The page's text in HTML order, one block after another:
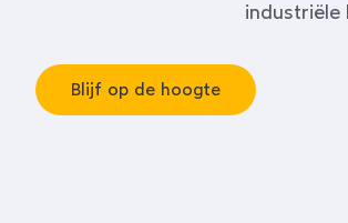
industriële
Blijf op de hoogte